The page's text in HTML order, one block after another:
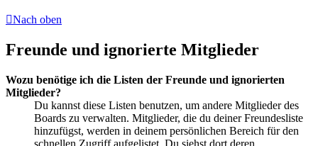
Nach oben
Freunde und ignorierte Mitglieder
Wozu benötige ich die Listen der Freunde und ignorierten
Mitglieder?
Du kannst diese Listen benutzen, um andere Mitglieder des
Boards zu verwalten. Mitglieder, die du deiner Freundesliste
hinzufügst, werden in deinem persönlichen Bereich für den